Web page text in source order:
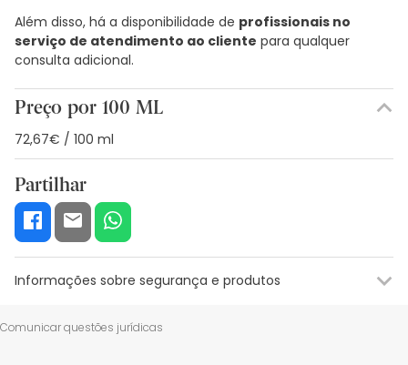
Além disso, há a disponibilidade de profissionais no
serviço de atendimento ao cliente para qualquer
consulta adicional.
Preço por 100 ML
72,67€ / 100 ml
Partilhar
Informações sobre segurança e produtos
Recursos de segurança visual
Comunicar questões jurídicas